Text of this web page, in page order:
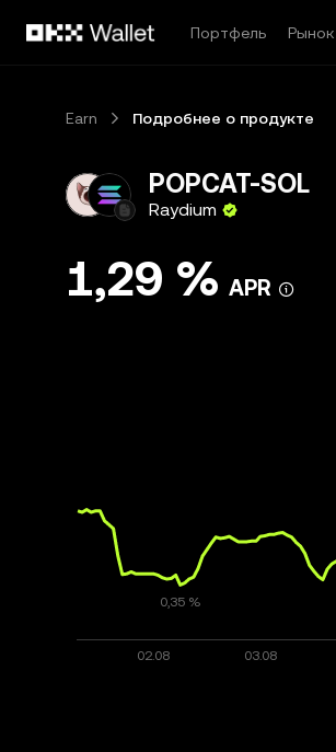
Портфель
Рынок
Earn Подробнее о продукте
POPCAT-SOL
Raydium
1,29 % APR